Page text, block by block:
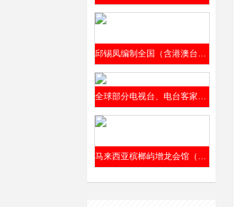
邱锡凤编制全国（含港澳台）客家方言分布全表（征求意见稿）2019年8月12日发布
全球部分电视台、电台客家话节目介绍​
马来西亚槟榔屿增龙会馆（前身“仁胜公司”）清嘉庆六年（1801年）成立